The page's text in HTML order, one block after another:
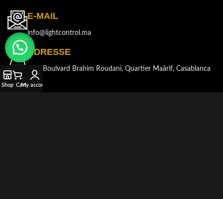
E-MAIL
info@lightcontrol.ma
ADRESSE
143, Boulvard Brahim Roudani, Quartier Maârif, Casablanca
Shop CartMy account